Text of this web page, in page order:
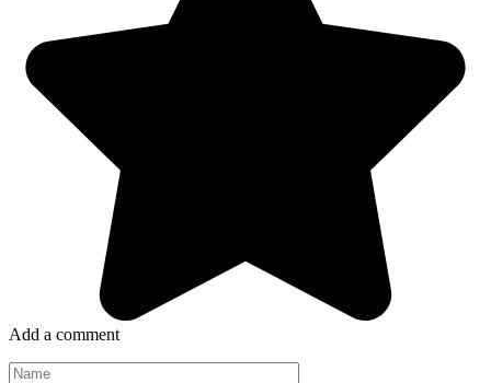
Add a comment
Name